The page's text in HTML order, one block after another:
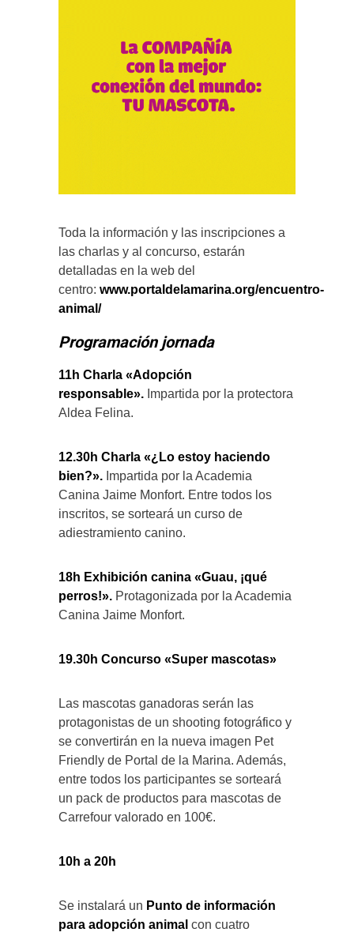
Toda la información y las inscripciones a
las charlas y al concurso, estarán
detalladas en la web del
centro: www.portaldelamarina.org/encuentro-
animal/
Programación jornada
11h Charla «Adopción
responsable». Impartida por la protectora
Aldea Felina.
12.30h Charla «¿Lo estoy haciendo
bien?». Impartida por la Academia
Canina Jaime Monfort. Entre todos los
inscritos, se sorteará un curso de
adiestramiento canino.
18h Exhibición canina «Guau, ¡qué
perros!». Protagonizada por la Academia
Canina Jaime Monfort.
19.30h Concurso «Super mascotas»
Las mascotas ganadoras serán las
protagonistas de un shooting fotográfico y
se convertirán en la nueva imagen Pet
Friendly de Portal de la Marina. Además,
entre todos los participantes se sorteará
un pack de productos para mascotas de
Carrefour valorado en 100€.
10h a 20h
Se instalará un Punto de información
para adopción animal con cuatro